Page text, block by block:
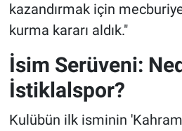
kazandırmak için
kurma kararı aldık."
İsim Serüveni:
İstiklalspor?
Kulübün ilk isminin